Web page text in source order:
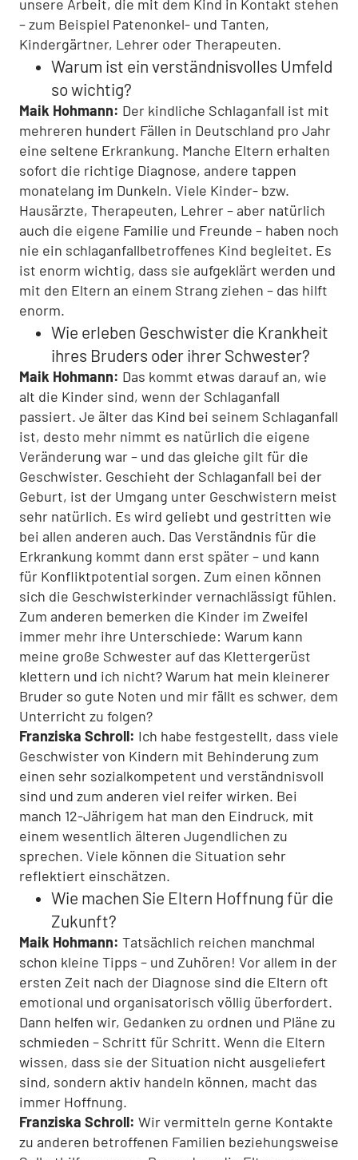
unsere Arbeit, die mit dem Kind in Kontakt stehen
– zum Beispiel Patenonkel- und Tanten,
Kindergärtner, Lehrer oder Therapeuten.
Warum ist ein verständnisvolles Umfeld
so wichtig?
Maik Hohmann: Der kindliche Schlaganfall ist mit
mehreren hundert Fällen in Deutschland pro Jahr
eine seltene Erkrankung. Manche Eltern erhalten
sofort die richtige Diagnose, andere tappen
monatelang im Dunkeln. Viele Kinder- bzw.
Hausärzte, Therapeuten, Lehrer – aber natürlich
auch die eigene Familie und Freunde – haben noch
nie ein schlaganfallbetroffenes Kind begleitet. Es
ist enorm wichtig, dass sie aufgeklärt werden und
mit den Eltern an einem Strang ziehen – das hilft
enorm.
Wie erleben Geschwister die Krankheit
ihres Bruders oder ihrer Schwester?
Maik Hohmann: Das kommt etwas darauf an, wie
alt die Kinder sind, wenn der Schlaganfall
passiert. Je älter das Kind bei seinem Schlaganfall
ist, desto mehr nimmt es natürlich die eigene
Veränderung war – und das gleiche gilt für die
Geschwister. Geschieht der Schlaganfall bei der
Geburt, ist der Umgang unter Geschwistern meist
sehr natürlich. Es wird geliebt und gestritten wie
bei allen anderen auch. Das Verständnis für die
Erkrankung kommt dann erst später – und kann
für Konfliktpotential sorgen. Zum einen können
sich die Geschwisterkinder vernachlässigt fühlen.
Zum anderen bemerken die Kinder im Zweifel
immer mehr ihre Unterschiede: Warum kann
meine große Schwester auf das Klettergerüst
klettern und ich nicht? Warum hat mein kleinerer
Bruder so gute Noten und mir fällt es schwer, dem
Unterricht zu folgen?
Franziska Schroll: Ich habe festgestellt, dass viele
Geschwister von Kindern mit Behinderung zum
einen sehr sozialkompetent und verständnisvoll
sind und zum anderen viel reifer wirken. Bei
manch 12-Jährigem hat man den Eindruck, mit
einem wesentlich älteren Jugendlichen zu
sprechen. Viele können die Situation sehr
reflektiert einschätzen.
Wie machen Sie Eltern Hoffnung für die
Zukunft?
Maik Hohmann: Tatsächlich reichen manchmal
schon kleine Tipps – und Zuhören! Vor allem in der
ersten Zeit nach der Diagnose sind die Eltern oft
emotional und organisatorisch völlig überfordert.
Dann helfen wir, Gedanken zu ordnen und Pläne zu
schmieden – Schritt für Schritt. Wenn die Eltern
wissen, dass sie der Situation nicht ausgeliefert
sind, sondern aktiv handeln können, macht das
immer Hoffnung.
Franziska Schroll: Wir vermitteln gerne Kontakte
zu anderen betroffenen Familien beziehungsweise